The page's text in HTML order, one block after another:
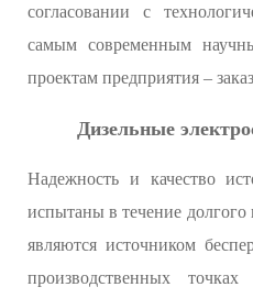
согласовании с
самым современным
проектам предприятия –
Дизельные
Надежность и качество
испытаны в течение
являются источником
производственных